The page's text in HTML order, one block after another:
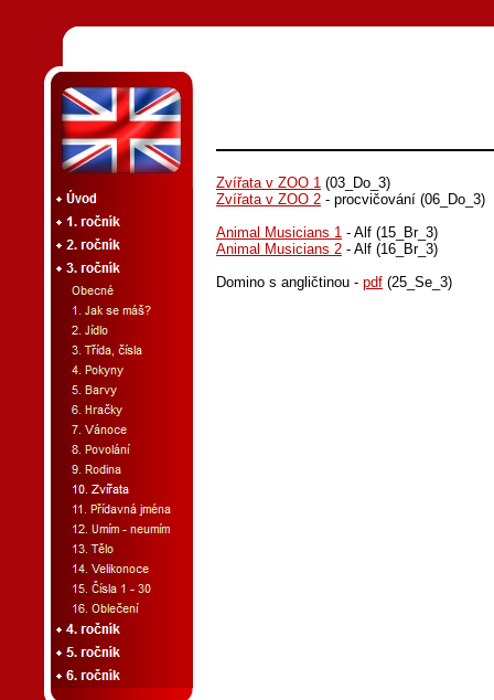
Zvířata v ZOO 1 (03_Do_3)
Zvířata v ZOO 2 - procvičování (06_Do_3)
Animal Musicians 1 - Alf (15_Br_3)
Animal Musicians 2 - Alf (16_Br_3)
Domino s angličtinou - pdf (25_Se_3)